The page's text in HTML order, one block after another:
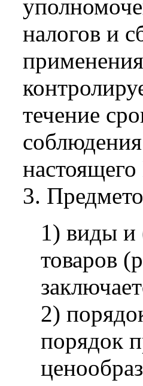
налогов и
течение
настоящего
3.
1) виды и
товаров
2)
порядок